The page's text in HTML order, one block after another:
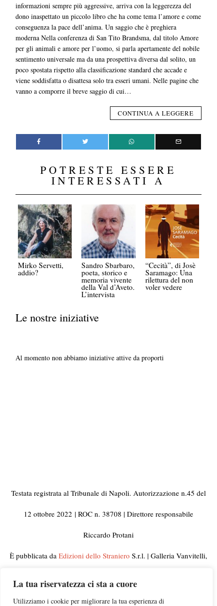
La tua riservatezza ci sta a cuore
Utilizziamo i cookie per migliorare la tua esperienza di
informazioni sempre più aggressive, arriva con la leggerezza del
dono inaspettato un piccolo libro che ha come tema l’amore e come
conseguenza la pace dell’anima. Un saggio che è preghiera
moderna Nella conferenza di San Tito Brandsma, dal titolo Amore
per gli animali e amore per l’uomo, si parla apertamente del nobile
sentimento universale ma da una prospettiva diversa dal solito, un
poco spostata rispetto alla classificazione standard che accade e
viene soddisfatta o disattesa solo tra esseri umani. Nelle pagine che
vanno a comporre il breve saggio di cui…
CONTINUA A LEGGERE
POTRESTE ESSERE
INTERESSATI A
Mirko Servetti,
addio?
Sandro Sbarbaro,
poeta, storico e
memoria vivente
della Val d’Aveto.
L’intervista
“Cecità”, di Josè
Saramago: Una
rilettura del non
voler vedere
Le nostre iniziative
Al momento non abbiamo iniziative attive da proporti
Testata registrata al Tribunale di Napoli. Autorizzazione n.45 del
12 ottobre 2022 | ROC n. 38708 | Direttore responsabile
Riccardo Protani
È pubblicata da Edizioni dello Straniero S.r.l. | Galleria Vanvitelli,
© 2023 Tutti i diritti riservati | Per informazioni, rettifiche,